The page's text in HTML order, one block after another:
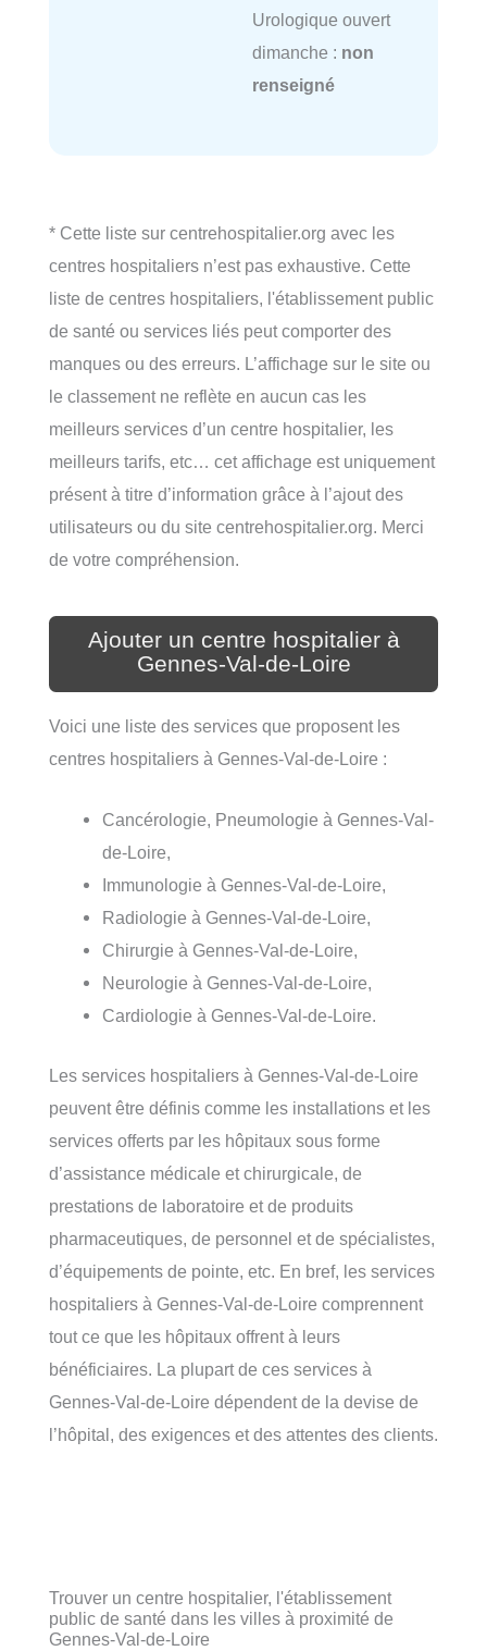
Urologique ouvert
dimanche : non
renseigné
* Cette liste sur centrehospitalier.org avec les
centres hospitaliers n’est pas exhaustive. Cette
liste de centres hospitaliers, l'établissement public
de santé ou services liés peut comporter des
manques ou des erreurs. L’affichage sur le site ou
le classement ne reflète en aucun cas les
meilleurs services d’un centre hospitalier, les
meilleurs tarifs, etc… cet affichage est uniquement
présent à titre d’information grâce à l’ajout des
utilisateurs ou du site centrehospitalier.org. Merci
de votre compréhension.
Ajouter un centre hospitalier à
Gennes-Val-de-Loire
Voici une liste des services que proposent les
centres hospitaliers à Gennes-Val-de-Loire :
Cancérologie, Pneumologie à Gennes-Val-
de-Loire,
Immunologie à Gennes-Val-de-Loire,
Radiologie à Gennes-Val-de-Loire,
Chirurgie à Gennes-Val-de-Loire,
Neurologie à Gennes-Val-de-Loire,
Cardiologie à Gennes-Val-de-Loire.
Les services hospitaliers à Gennes-Val-de-Loire
peuvent être définis comme les installations et les
services offerts par les hôpitaux sous forme
d’assistance médicale et chirurgicale, de
prestations de laboratoire et de produits
pharmaceutiques, de personnel et de spécialistes,
d’équipements de pointe, etc. En bref, les services
hospitaliers à Gennes-Val-de-Loire comprennent
tout ce que les hôpitaux offrent à leurs
bénéficiaires. La plupart de ces services à
Gennes-Val-de-Loire dépendent de la devise de
l’hôpital, des exigences et des attentes des clients.
Trouver un centre hospitalier, l'établissement
public de santé dans les villes à proximité de
Gennes-Val-de-Loire